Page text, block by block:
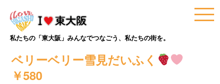
私たちの「東大阪」みんなでつなごう、私たちの街を。
ベリーベリー雪見だいふく
￥580